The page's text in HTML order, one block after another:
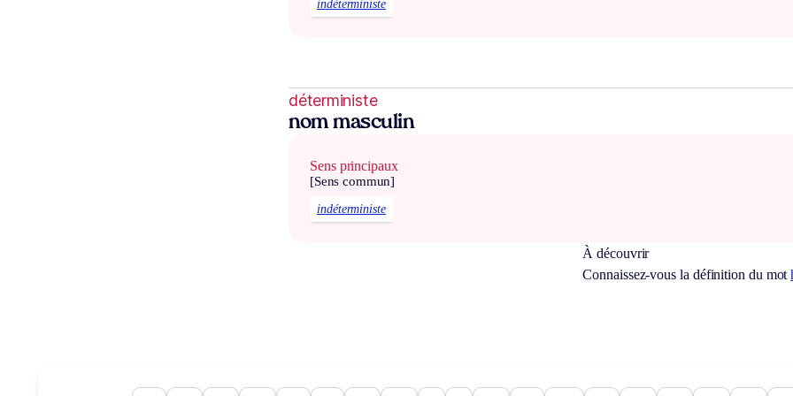
indéterministe
déterministe
nom masculin
Sens principaux
[Sens commun]
indéterministe
À découvrir
Connaissez-vous la définition du mot